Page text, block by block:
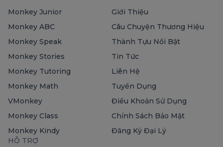
Monkey Junior
Monkey ABC
Monkey Speak
Monkey Stories
Monkey Tutoring
Monkey Math
VMonkey
Monkey Class
Monkey Kindy
Giới Thiệu
Câu Chuyện Thương Hiệu
Thành Tựu Nổi Bật
Tin Tức
Liên Hệ
Tuyển Dụng
Điều Khoản Sử Dụng
Chính Sách Bảo Mật
Đăng Ký Đại Lý
HỖ TRỢ